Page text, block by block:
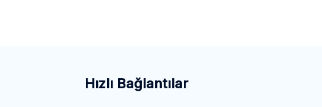
Hızlı Bağlantılar